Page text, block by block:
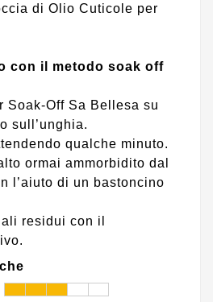
di Olio Cuticole per
con il metodo soak off
Soak-Off Sa Bellesa su
sull’unghia.
qualche minuto.
ormai ammorbidito dal
l’aiuto di un bastoncino
residui con il